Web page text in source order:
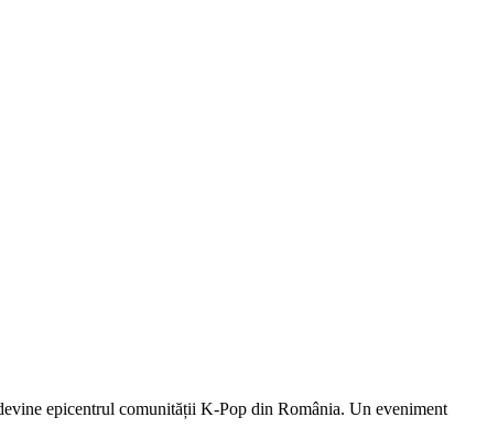
epicentrul comunității K-Pop din România. Un eveniment